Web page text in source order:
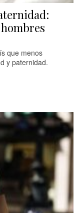
que menos
y paternidad.